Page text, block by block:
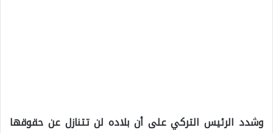
وشدد الرئيس التركي على أن بلاده لن تتنازل عن حقوقها